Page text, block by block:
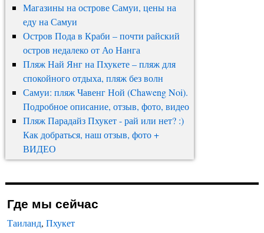
Магазины на острове Самуи, цены на
еду на Самуи
Остров Пода в Краби – почти райский
остров недалеко от Ао Нанга
Пляж Най Янг на Пхукете – пляж для
спокойного отдыха, пляж без волн
Самуи: пляж Чавенг Ной (Chaweng Noi).
Подробное описание, отзыв, фото, видео
Пляж Парадайз Пхукет - рай или нет? :)
Как добраться, наш отзыв, фото +
ВИДЕО
Где мы сейчас
Таиланд, Пхукет